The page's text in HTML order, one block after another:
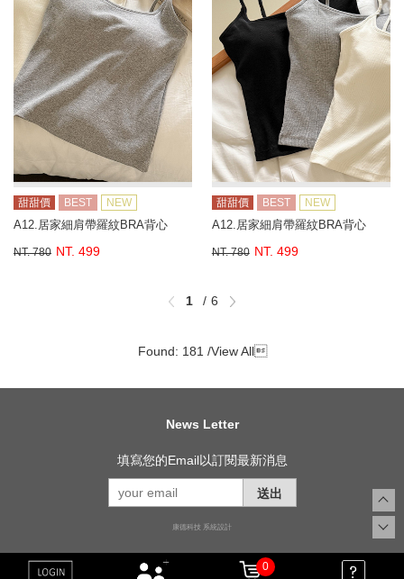
甜甜價 BEST NEW
A12.居家細肩帶羅紋BRA背心
NT. 780 NT. 499
甜甜價 BEST NEW
A12.居家細肩帶羅紋BRA背心
NT. 780 NT. 499
1 6
Found: 181 /View All
News Letter
填寫您的Email以訂閱最新消息
送出
康德科技 系統設計
0